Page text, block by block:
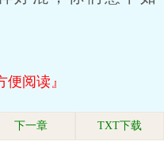
便阅读』
下一章 TXT下载